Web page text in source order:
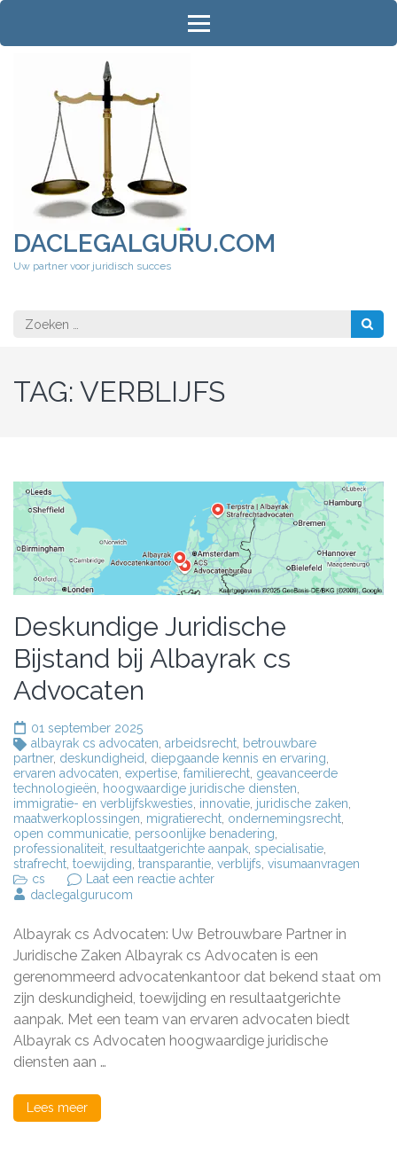
Ga
inhoud
DACLEGALGURU.COM
Uw partner voor juridisch succes
Zoeken
naar:
TAG: VERBLIJFS
Deskundige Juridische
Bijstand bij Albayrak cs
Advocaten
01 september 2025
albayrak cs advocaten, arbeidsrecht, betrouwbare
partner, deskundigheid, diepgaande kennis en ervaring,
ervaren advocaten, expertise, familierecht, geavanceerde
technologieën, hoogwaardige juridische diensten,
immigratie- en verblijfskwesties, innovatie, juridische zaken,
maatwerkoplossingen, migratierecht, ondernemingsrecht,
open communicatie, persoonlijke benadering,
professionaliteit, resultaatgerichte aanpak, specialisatie,
strafrecht, toewijding, transparantie, verblijfs, visumaanvragen
cs
Laat een reactie achterop
bij
Albayrak
cs
Advocaten
daclegalgurucom
Albayrak cs Advocaten: Uw Betrouwbare Partner in
Juridische Zaken Albayrak cs Advocaten is een
gerenommeerd advocatenkantoor dat bekend staat om
zijn deskundigheid, toewijding en resultaatgerichte
aanpak. Met een team van ervaren advocaten biedt
Albayrak cs Advocaten hoogwaardige juridische
diensten aan …
Lees meer